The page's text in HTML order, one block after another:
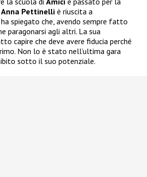
Anna Pettinelli è riuscita a
spiegato che, avendo sempre fatto
paragonarsi agli altri. La sua
capire che deve avere fiducia perché
Non lo è stato nell’ultima gara
sotto il suo potenziale.